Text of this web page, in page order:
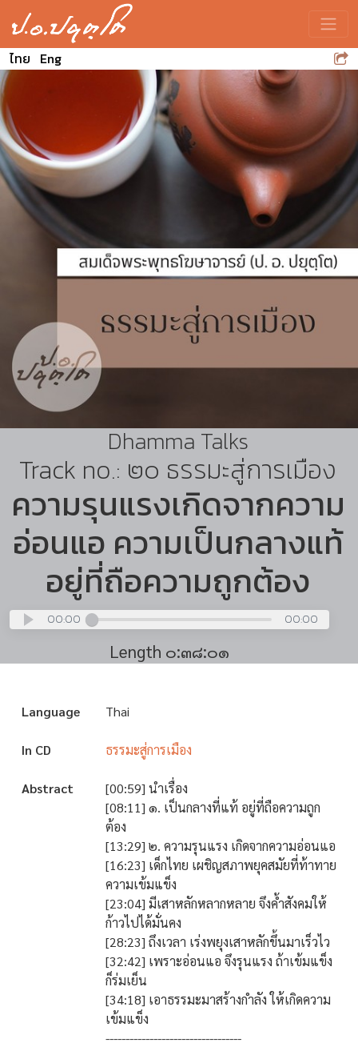
ไทย Eng
Dhamma Talks
Track no.: ๒๐ ธรรมะสู่การเมือง
ความรุนแรงเกิดจากความ
อ่อนแอ ความเป็นกลางแท้
อยู่ที่ถือความถูกต้อง
00:00 00:00
Length ๐:๓๘:๐๑
Language Thai
In CD ธรรมะสู่การเมือง
Abstract
[00:59] นำเรื่อง
[08:11] ๑. เป็นกลางที่แท้ อยู่ที่ถือความถูก
ต้อง
[13:29] ๒. ความรุนแรง เกิดจากความอ่อนแอ
[16:23] เด็กไทย เผชิญสภาพยุคสมัยที่ท้าทาย
ความเข้มแข็ง
[23:04] มีเสาหลักหลากหลาย จึงค้ำสังคมให้
ก้าวไปได้มั่นคง
[28:23] ถึงเวลา เร่งพยุงเสาหลักขึ้นมาเร็วไว
[32:42] เพราะอ่อนแอ จึงรุนแรง ถ้าเข้มแข็ง
ก็ร่มเย็น
[34:18] เอาธรรมะมาสร้างกำลัง ให้เกิดความ
เข้มแข็ง
----------------------------------